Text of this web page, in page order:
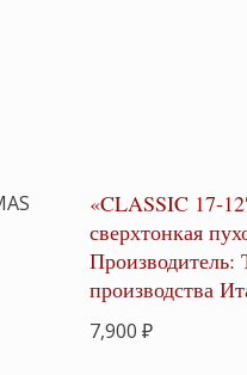
«CLASSIC 17-
сверхтонкая
производства
7,900₽